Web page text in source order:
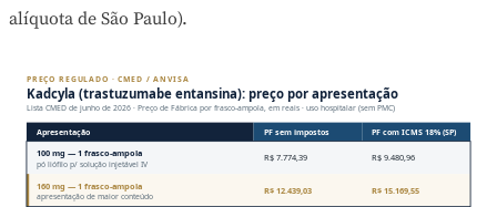
alíquota de São Paulo).
PREÇO REGULADO · CMED / ANVISA
Kadcyla (trastuzumabe entansina): preço por apresentação
Lista CMED de junho de 2026 · Preço de Fábrica por frasco-ampola, em reais · uso hospitalar (sem PMC)
Apresentação PF sem impostos
PF com ICMS 18% (SP)
100 mg — 1 frasco-ampola
pó liófilo p/ solução injetável IV
R$ 7.774,39 R$ 9.480,96
160 mg — 1 frasco-ampola
apresentação de maior conteúdo
R$ 12.439,03 R$ 15.169,55